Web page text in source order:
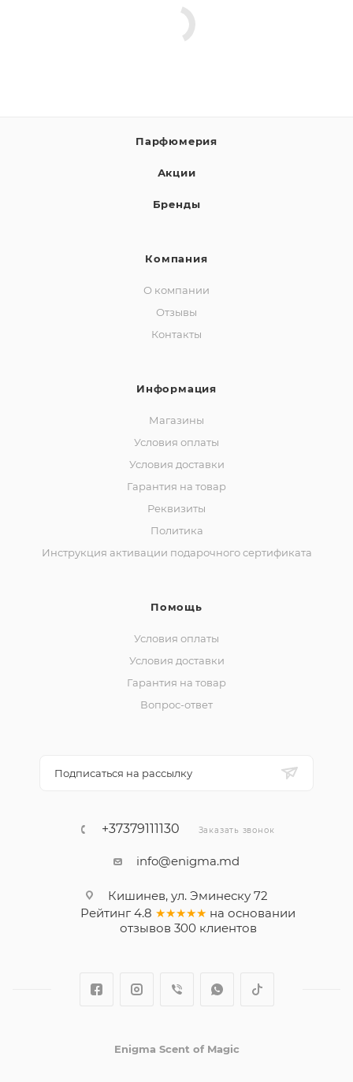
Парфюмерия
Акции
Бренды
Компания
О компании
Отзывы
Контакты
Информация
Магазины
Условия оплаты
Условия доставки
Гарантия на товар
Реквизиты
Политика
Инструкция активации подарочного сертификата
Помощь
Условия оплаты
Условия доставки
Гарантия на товар
Вопрос-ответ
Подписаться на рассылку
+37379111130 Заказать звонок
info@enigma.md
Кишинев, ул. Эминеску 72
Рейтинг 4.8 ★★★★★ на основании
отзывов 300клиентов
Enigma Scent of Magic